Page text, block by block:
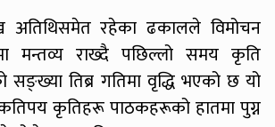
अतिथिसमेत रहेका ढकालले विमोचन
मन्तव्य राख्दै पछिल्लो समय कृति
सङ्ख्या तिब्र गतिमा वृद्धि भएको छ यो
कतिपय कृतिहरू पाठकहरूको हातमा पुग्न